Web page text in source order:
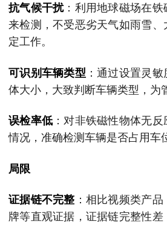
抗气候干扰：利用地球磁场在
来检测，不受恶劣天气如雨雪
定工作。
可识别车辆类型 ：通过设置灵
体大小，大致判断车辆类型，为
误检率低 ：对非铁磁性物体无
情况，准确检测车辆是否占用车
局限
证据链不完整 ：相比视频类产
牌等直观证据，证据链完整性